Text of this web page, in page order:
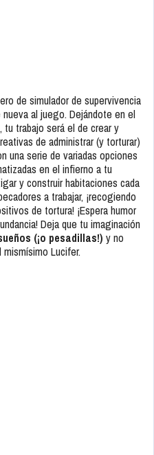
de simulador de supervivencia
al juego. Dejándote en el
trabajo será el de crear y
de administrar (y torturar)
una serie de variadas opciones
en el infierno a tu
y construir habitaciones cada
a trabajar, ¡recogiendo
de tortura! ¡Espera humor
Deja que tu imaginación
(¡o pesadillas!) y no
Lucifer.